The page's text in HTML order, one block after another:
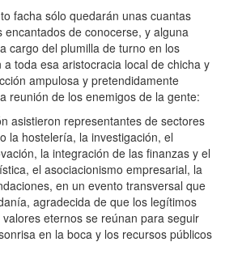
facha sólo quedarán unas cuantas
encantados de conocerse, y alguna
cargo del plumilla de turno en los
a toda esa aristocracia local de chicha y
ampulosa y pretendidamente
reunión de los enemigos de la gente:
asistieron representantes de sectores
la hostelería, la investigación, el
la integración de las finanzas y el
el asociacionismo empresarial, la
en un evento transversal que
agradecida de que los legítimos
eternos se reúnan para seguir
en la boca y los recursos públicos